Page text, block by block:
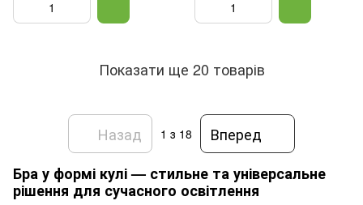
Показати ще 20 товарів
Назад 1 з 18
Вперед
Бра у формі кулі — стильне та універсальне
рішення для сучасного освітлення